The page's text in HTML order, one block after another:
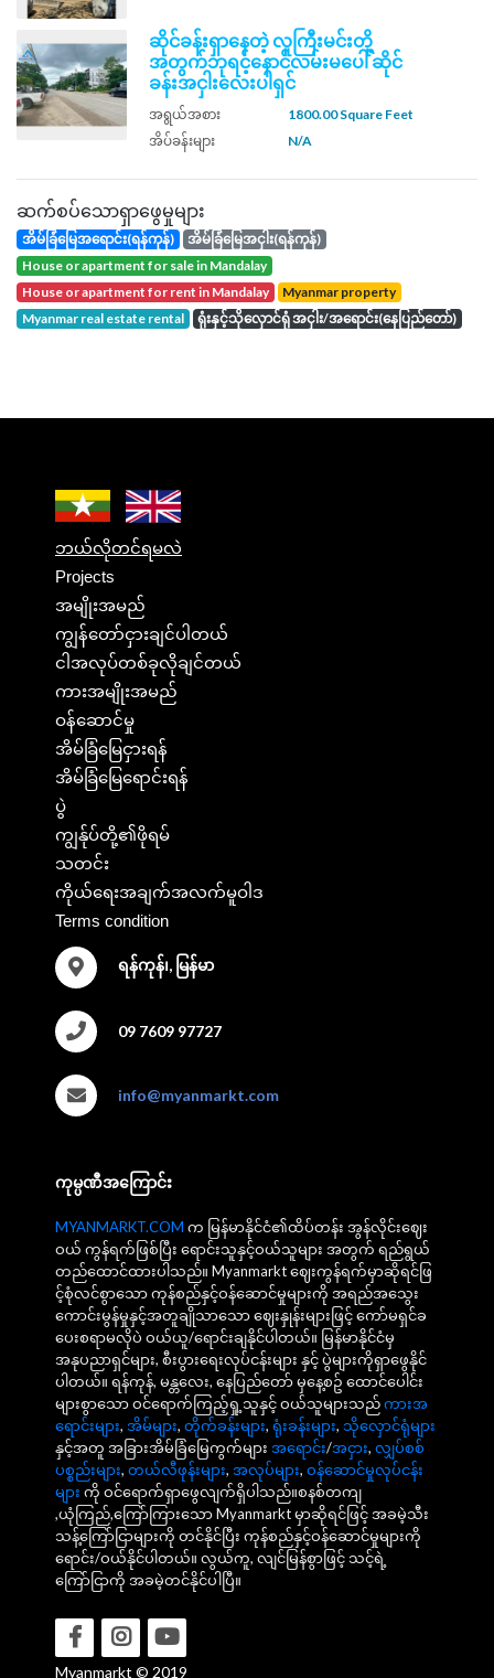
ဆိုင်ခန်းရှာနေတဲ့ လူကြီးမင်းတို့
အတွက်ဘုရင့်နောင်လမ်းမပေါ် ဆိုင်
ခန်းအငှါးလေးပါရှင်
အရွယ်အစား
1800.00 Square Feet
အိပ်ခန်းများ
N/A
ဆက်စပ်သောရှာဖွေမှုများ
အိမ်ခြံမြေအရောင်း(ရန်ကုန်)
အိမ်ခြံမြေအငှါး(ရန်ကုန်)
house or apartment for sale in Mandalay
house or apartment for rent in Mandalay
Myanmar property
Myanmar real estate rental
ရုံးနှင့်သိုလှောင်ရုံ အငှါး/အရောင်း(နေပြည်တော်)
ဘယ်လိုတင်ရမလဲ
Projects
အမျိုးအမည်
ကျွန်တော်ငှားချင်ပါတယ်
ငါအလုပ်တစ်ခုလိုချင်တယ်
ကားအမျိုးအမည်
ဝန်ဆောင်မှု
အိမ်ခြံမြေငှားရန်
အိမ်ခြံမြေရောင်းရန်
ပွဲ
ကျွန်ုပ်တို့၏ဖိုရမ်
သတင်း
ကိုယ်ရေးအချက်အလက်မူဝါဒ
Terms condition
ရန်ကုန်၊, မြန်မာ
09 7609 97727
info@myanmarkt.com
ကုမ္ပဏီအကြောင်း
MYANMARKT.COM က မြန်မာနိုင်ငံ၏ထိပ်တန်း အွန်လိုင်းဈေး
ဝယ် ကွန်ရက်ဖြစ်ပြီး ရောင်းသူနှင့်ဝယ်သူများ အတွက် ရည်ရွယ်
တည်ထောင်ထားပါသည်။ Myanmarkt ဈေးကွန်ရက်မှာဆိုရင်ဖြ
င့်စုံလင်စွာသော ကုန်စည်နှင့်ဝန်ဆောင်မှုများကို အရည်အသွေး
ကောင်းမွန်မှုနှင့်အတူချိုသာသော ဈေးနှုန်းများဖြင့် ကော်မရှင်ခ
ပေးစရာမလိုပဲ ဝယ်ယူ/ရောင်းချနိုင်ပါတယ်။ မြန်မာနိုင်ငံမှ
အနုပညာရှင်များ, စီးပွားရေးလုပ်ငန်းများ နှင့် ပွဲများကိုရှာဖွေနိုင်
ပါတယ်။ ရန်ကုန်, မန္တလေး, နေပြည်တော် မှနေ့စဥ် ထောင်ပေါင်း
များစွာသော ဝင်ရောက်ကြည့်ရှု့သူနှင့် ဝယ်သူများသည်ကားအ
ရောင်းများ, အိမ်များ, တိုက်ခန်းများ, ရုံးခန်းများ, သိုလှောင်ရုံများ
နှင့်အတူ အခြားအိမ်ခြံမြေကွက်များ အရောင်း/အငှား, လျှပ်စစ်
ပစ္စည်းများ, တယ်လီဖုန်းများ, အလုပ်များ, ဝန်ဆောင်မှုလုပ်ငန်း
များ ကို ဝင်ရောက်ရှာဖွေလျက်ရှိပါသည်။စနစ်တကျ
,ယုံကြည်,ကြော်ကြားသော Myanmarkt မှာဆိုရင်ဖြင့် အခမဲ့သီး
သန့်ကြော်ငြာများကို တင်နိုင်ပြီး ကုန်စည်နှင့်ဝန်ဆောင်မှုများကို
ရောင်း/ဝယ်နိုင်ပါတယ်။ လွယ်ကူ, လျင်မြန်စွာဖြင့် သင့်ရဲ့
ကြော်ငြာကို အခမဲ့တင်နိုင်ပါပြီ။
Myanmarkt © 2019